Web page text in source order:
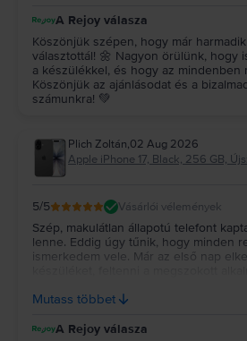
A Rejoy válasza
Köszönjük szépen, hogy már
választottál! 🌼 Nagyon örülünk, hogy
a készülékkel, és hogy az mindenben
Köszönjük az ajánlásodat és a
számunkra! 💚
Plich Zoltán,02 Aug 2026
Apple iPhone 17, Black, 256 GB,
5/5 Vásárlói vélemények
Szép, makulátlan állapotú telefont
lenne. Eddig úgy tűnik, hogy minden
ismerkedem vele. Már az első nap
eladni, ahogy lementettem róla mindent.
Mutass többet
A Rejoy válasza